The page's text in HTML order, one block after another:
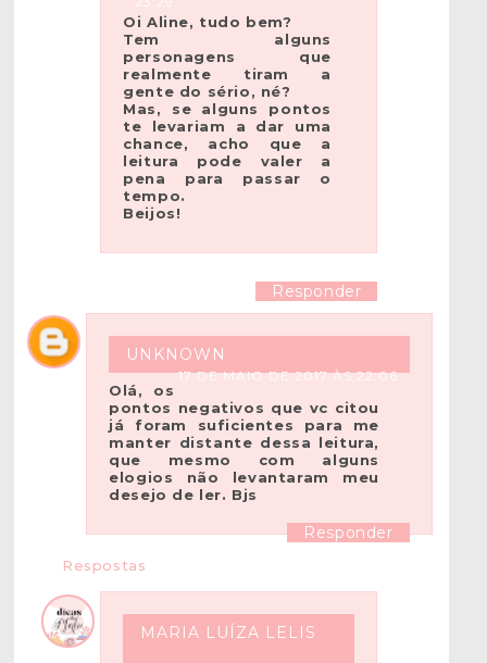
Oi Aline, tudo bem?
Tem alguns
personagens que
realmente tiram a
gente do sério, né?
Mas, se alguns pontos
te levariam a dar uma
chance, acho que a
leitura pode valer a
pena para passar o
tempo.
Beijos!
Responder
UNKNOWN
17 DE MAIO DE 2017 ÀS 22:06
Olá, os
pontos negativos que vc citou
já foram suficientes para me
manter distante dessa leitura,
que mesmo com alguns
elogios não levantaram meu
desejo de ler. Bjs
Responder
Respostas
MARIA LUÍZA LELIS